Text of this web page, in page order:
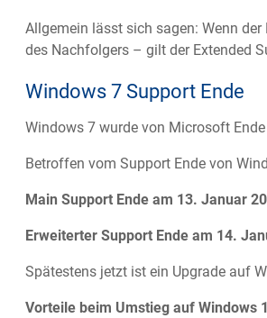
Allgemein lässt sich sagen: Wenn
des Nachfolgers – gilt der Extended
Windows 7 Support Ende
Windows 7 wurde von Microsoft
Betroffen vom Support Ende von
Main Support Ende am 13. Januar
Erweiterter Support Ende am 14.
Spätestens jetzt ist ein Upgrade auf
Vorteile beim Umstieg auf Windows